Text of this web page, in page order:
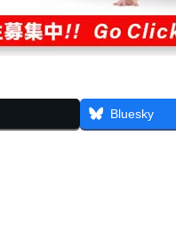
Bluesky